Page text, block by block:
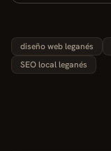
diseño web leganés
SEO local leganés